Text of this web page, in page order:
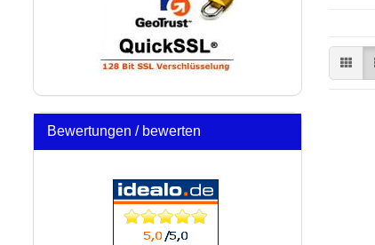
Bewertungen / bewerten